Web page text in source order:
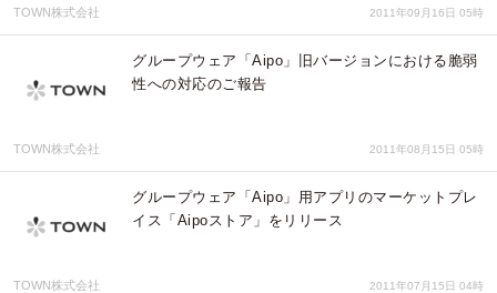
TOWN株式会社 2011年09月16日 05時
グループウェア「Aipo」旧バージョンにおける脆弱
性への対応のご報告
TOWN株式会社 2011年08月15日 05時
グループウェア「Aipo」用アプリのマーケットプレ
イス「Aipoストア」をリリース
TOWN株式会社 2011年07月15日 04時